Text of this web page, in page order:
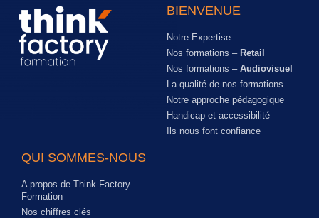
BIENVENUE
Notre Expertise
Nos formations – Retail
Nos formations – Audiovisuel
La qualité de nos formations
Notre approche pédagogique
Handicap et accessibilité
Ils nous font confiance
QUI SOMMES-NOUS
A propos de Think Factory
Formation
Nos chiffres clés